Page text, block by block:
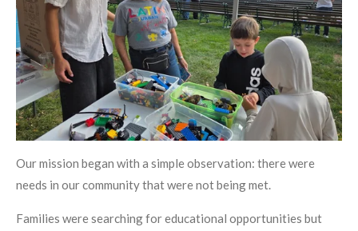
Our mission began with a simple observation: there were
needs in our community that were not being met.
Families were searching for educational opportunities but